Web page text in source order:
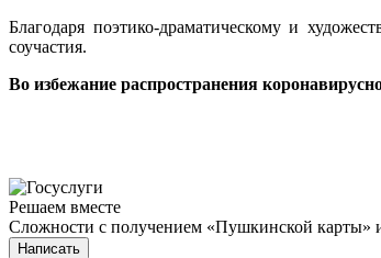
Благодаря поэтико-драматическому и
соучастия.
Во избежание распространения
Решаем вместе
Сложности с получением «Пушкинской карты»
Написать